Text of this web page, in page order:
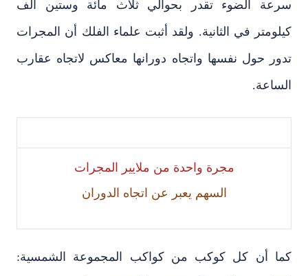
سرعة الضوء تقدر بحوالي ثلاث مائة وستين ألف
كيلومتر في الثانية. ولقد أثبت علماء الفلك أن المجرات
تدور حول نفسها واتجاه دورانها معاكس لاتجاه عقارب
الساعة.
مجرة واحدة من ملايير المجرات
السهم يعبر عن اتجاه الدوران
كما أن كل كوكب من كواكب المجموعة الشمسية: